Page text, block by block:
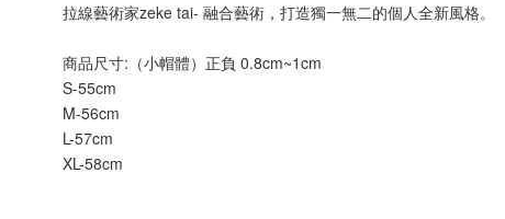
拉線藝術家zeke tai- 融合藝術，打造獨一無二的個人全新風格。
商品尺寸:（小帽體）正負 0.8cm~1cm
S-55cm
M-56cm
L-57cm
XL-58cm